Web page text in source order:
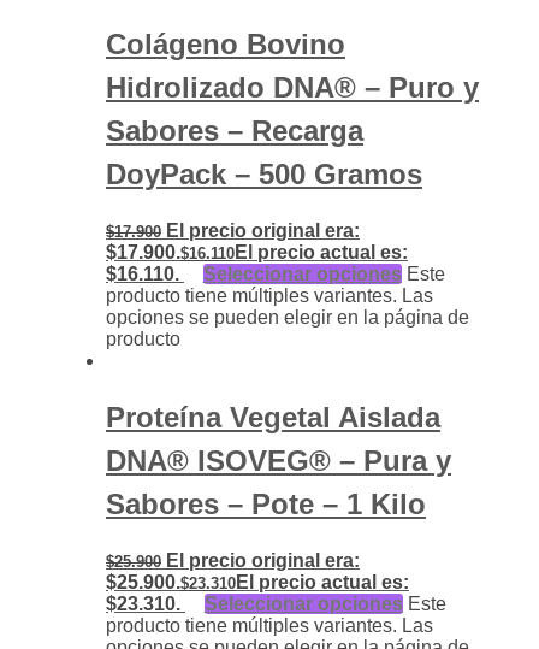
Colágeno Bovino
Hidrolizado DNA® – Puro y
Sabores – Recarga
DoyPack – 500 Gramos
$17.900 El precio original era:
$17.900.$16.110 El precio actual es:
$16.110.
Seleccionar opciones Este
producto tiene múltiples variantes. Las
opciones se pueden elegir en la página de
producto
Proteína Vegetal Aislada
DNA® ISOVEG® – Pura y
Sabores – Pote – 1 Kilo
$25.900 El precio original era:
$25.900.$23.310 El precio actual es:
$23.310.
Seleccionar opciones Este
producto tiene múltiples variantes. Las